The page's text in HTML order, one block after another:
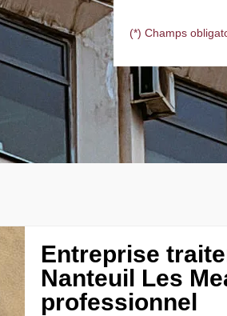
(*) Champs
Entreprise
Nanteuil Les
professionnel